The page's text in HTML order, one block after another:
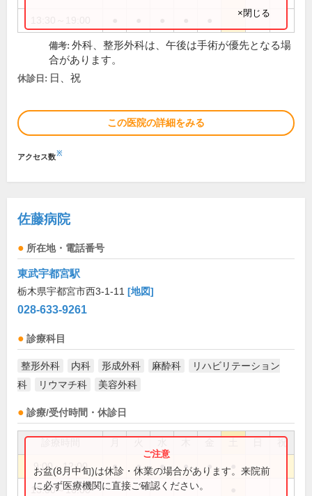
×閉じる
備考: 外科、整形外科は、午後は手術が優先となる場
合があります。
休診日: 日、祝
この医院の詳細をみる
アクセス数※
佐藤病院
所在地・電話番号
東武宇都宮駅
栃木県宇都宮市西3-1-11 [地図]
028-633-9261
診療科目
整形外科 内科 形成外科 麻酔科
リハビリテーション
科
リウマチ科 美容外科
診療/受付時間・休診日
祝
9:00～12:00 ● ● ● ● ●
13:00～16:00
お盆(8月中旬)は休診・休業の場合があります。来院前
に必ず医療機関に直接ご確認ください。